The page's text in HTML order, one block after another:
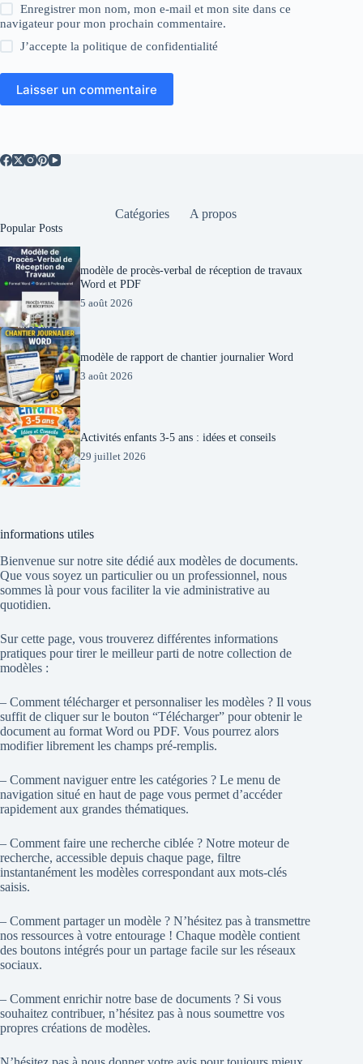
Enregistrer mon nom, mon e-mail et mon site dans ce
navigateur pour mon prochain commentaire.
J’accepte lapolitique de confidentialité
Laisser un commentaire
Catégories A propos
Popular Posts
modèle de procès-verbal de réception de travaux
Word et PDF
5 août 2026
modèle de rapport de chantier journalier Word
3 août 2026
Activités enfants 3-5 ans : idées et conseils
29 juillet 2026
informations utiles
Bienvenue sur notre site dédié aux modèles de documents.
Que vous soyez un particulier ou un professionnel, nous
sommes là pour vous faciliter la vie administrative au
quotidien.
Sur cette page, vous trouverez différentes informations
pratiques pour tirer le meilleur parti de notre collection de
modèles :
– Comment télécharger et personnaliser les modèles ? Il vous
suffit de cliquer sur le bouton “Télécharger” pour obtenir le
document au format Word ou PDF. Vous pourrez alors
modifier librement les champs pré-remplis.
– Comment naviguer entre les catégories ? Le menu de
navigation situé en haut de page vous permet d’accéder
rapidement aux grandes thématiques.
– Comment faire une recherche ciblée ? Notre moteur de
recherche, accessible depuis chaque page, filtre
instantanément les modèles correspondant aux mots-clés
saisis.
– Comment partager un modèle ? N’hésitez pas à transmettre
nos ressources à votre entourage ! Chaque modèle contient
des boutons intégrés pour un partage facile sur les réseaux
sociaux.
– Comment enrichir notre base de documents ? Si vous
souhaitez contribuer, n’hésitez pas à nous soumettre vos
propres créations de modèles.